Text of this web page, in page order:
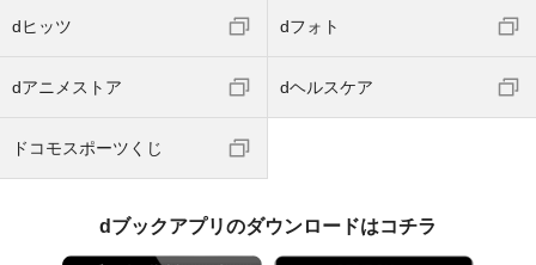
dヒッツ dフォト
dアニメストア dヘルスケア
ドコモスポーツくじ
dブックアプリのダウンロードはコチラ